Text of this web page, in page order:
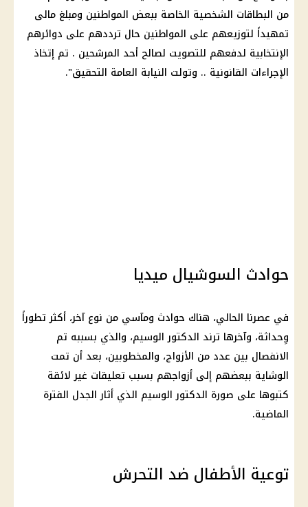
من البطاقات الشخصية الخاصة ببعض المواطنين ومبلغ مالى
تمهيداً لتوزيعهم على المواطنين حال ترددهم على دوائرهم
الإنتخابية لدفعهم للتصويت لصالح أحد المرشحين . تم إتخاذ
الإجراءات القانونية .. وتولت النيابة العامة التحقيق".
حوادث السوشيال ميديا
في عصرنا الحالي، هناك حوادث ومآسي من نوع آخر، أكثر تطوراً
وِحداثة، وآخرها ترند الدكتور الوسيم، والذي بسببه تم
الانفصال بين عدد من الأزواج، والمخطوبين، بعد أن تمت
الوشاية ببعضهم إلى أزواجهم بسبب تعليقات غير لائقة
كتبوها على صورة الدكتور الوسيم الذي أثار الجدل الفترة
الماضية.
توعية الأطفال ضد التحرش